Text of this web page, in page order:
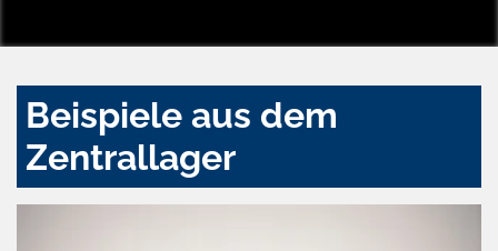
Beispiele aus dem
Zentrallager